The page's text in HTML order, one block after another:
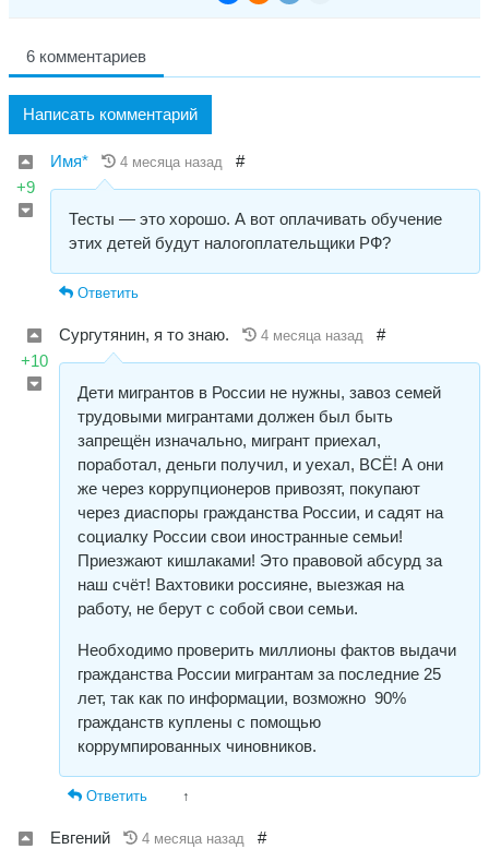
6 комментариев
Написать комментарий
+9
Имя* 4 месяца назад #
Тесты — это хорошо. А вот оплачивать обучение
этих детей будут налогоплательщики РФ?
Ответить
+10
Сургутянин, я то знаю. 4 месяца назад #
Дети мигрантов в России не нужны, завоз семей
трудовыми мигрантами должен был быть
запрещён изначально, мигрант приехал,
поработал, деньги получил, и уехал, ВСЁ! А они
же через коррупционеров привозят, покупают
через диаспоры гражданства России, и садят на
социалку России свои иностранные семьи!
Приезжают кишлаками! Это правовой абсурд за
наш счёт! Вахтовики россияне, выезжая на
работу, не берут с собой свои семьи.
Необходимо проверить миллионы фактов выдачи
гражданства России мигрантам за последние 25
лет, так как по информации, возможно 90%
гражданств куплены с помощью
коррумпированных чиновников.
Ответить ↑
Евгений 4 месяца назад #